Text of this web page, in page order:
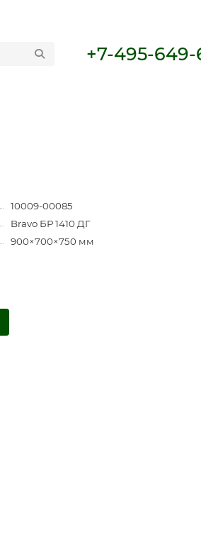
+7-495-649-
10009-00085
Bravo БР 1410 ДГ
900×700×750 мм